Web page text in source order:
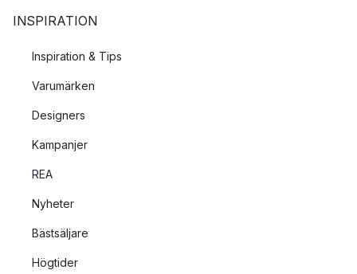
INSPIRATION
Inspiration & Tips
Varumärken
Designers
Kampanjer
REA
Nyheter
Bästsäljare
Högtider